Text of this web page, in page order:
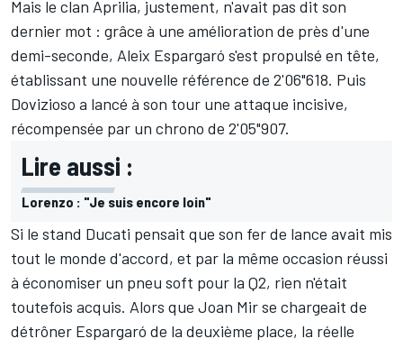
Mais le clan Aprilia, justement, n'avait pas dit son
dernier mot : grâce à une amélioration de près d'une
demi-seconde, Aleix Espargaró s'est propulsé en tête,
établissant une nouvelle référence de 2'06"618. Puis
Dovizioso a lancé à son tour une attaque incisive,
récompensée par un chrono de 2'05"907.
Lire aussi :
Lorenzo : "Je suis encore loin"
Si le stand Ducati pensait que son fer de lance avait mis
tout le monde d'accord, et par la même occasion réussi
à économiser un pneu soft pour la Q2, rien n'était
toutefois acquis. Alors que Joan Mir se chargeait de
détrôner Espargaró de la deuxième place, la réelle